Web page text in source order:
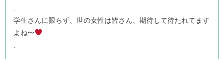
学生さんに限らず、世の女性は皆さん、期待して待たれてます
よね〜